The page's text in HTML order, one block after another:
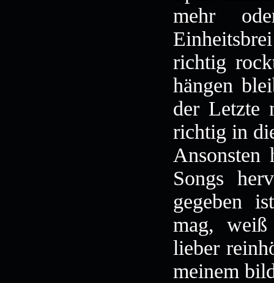
mehr
richtig
hängen
der Letzte
richtig in
Songs
gegeben
mag,
lieber
meinem